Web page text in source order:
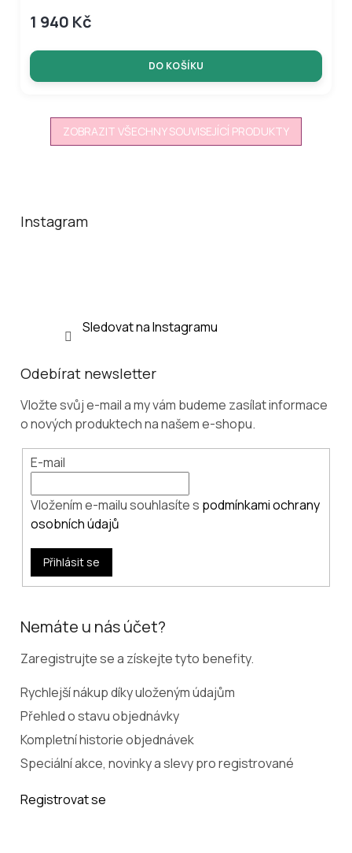
1 940 Kč
DO KOŠÍKU
ZOBRAZIT VŠECHNY SOUVISEJÍCÍ PRODUKTY
Instagram
Sledovat na Instagramu
Odebírat newsletter
Vložte svůj e-mail a my vám budeme zasílat informace
o nových produktech na našem e-shopu.
E-mail
Vložením e-mailu souhlasíte s podmínkami ochrany
osobních údajů
Přihlásit se
Nemáte u nás účet?
Zaregistrujte se a získejte tyto benefity.
Rychlejší nákup díky uloženým údajům
Přehled o stavu objednávky
Kompletní historie objednávek
Speciální akce, novinky a slevy pro registrované
Registrovat se